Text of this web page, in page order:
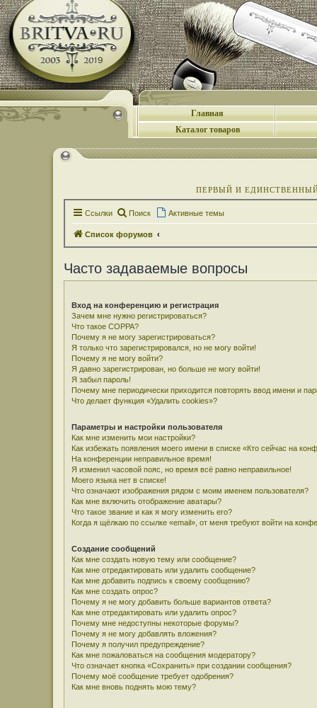
Главная
Каталог товаров
ПЕРВЫЙ И
Ссылки Поиск Активные темы
Список форумов
Часто задаваемые вопросы
Вход на конференцию и регистрация
Зачем мне нужно регистрироваться?
Что такое COPPA?
Почему я не могу зарегистрироваться?
Я только что зарегистрировался, но не могу войти!
Почему я не могу войти?
Я давно зарегистрирован, но больше не могу войти!
Я забыл пароль!
Почему мне периодически приходится повторять ввод имени и
Что делает функция «Удалить cookies»?
Параметры и настройки пользователя
Как мне изменить мои настройки?
Как избежать появления моего имени в списке «Кто сейчас на
На конференции неправильное время!
Я изменил часовой пояс, но время всё равно неправильное!
Моего языка нет в списке!
Что означают изображения рядом с моим именем пользователя?
Как мне включить отображение аватары?
Что такое звание и как я могу изменить его?
Когда я щёлкаю по ссылке «email», от меня требуют войти на
Создание сообщений
Как мне создать новую тему или сообщение?
Как мне отредактировать или удалить сообщение?
Как мне добавить подпись к своему сообщению?
Как мне создать опрос?
Почему я не могу добавить больше вариантов ответа?
Как мне отредактировать или удалить опрос?
Почему мне недоступны некоторые форумы?
Почему я не могу добавлять вложения?
Почему я получил предупреждение?
Как мне пожаловаться на сообщения модератору?
Что означает кнопка «Сохранить» при создании сообщения?
Почему моё сообщение требует одобрения?
Как мне вновь поднять мою тему?